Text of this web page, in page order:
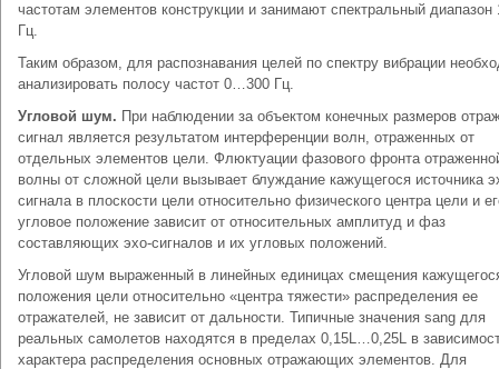
частотам элементов конструкции и занимают спектральный
Гц.
Таким образом, для распознавания целей по спектру вибрации
анализировать полосу частот 0…300 Гц.
Угловой шум. При наблюдении за объектом конечных размеров
сигнал является результатом интерференции волн, отраженных от
отдельных элементов цели. Флюктуации фазового фронта
волны от сложной цели вызывает блуждание кажущегося источника
сигнала в плоскости цели относительно физического центра цели и
угловое положение зависит от относительных амплитуд и фаз
составляющих эхо-сигналов и их угловых положений.
Угловой шум выраженный в линейных единицах смещения
положения цели относительно «центра тяжести» распределения ее
отражателей, не зависит от дальности. Типичные значения sаng для
реальных самолетов находятся в пределах 0,15L…0,25L в
характера распределения основных отражающих элементов. Для